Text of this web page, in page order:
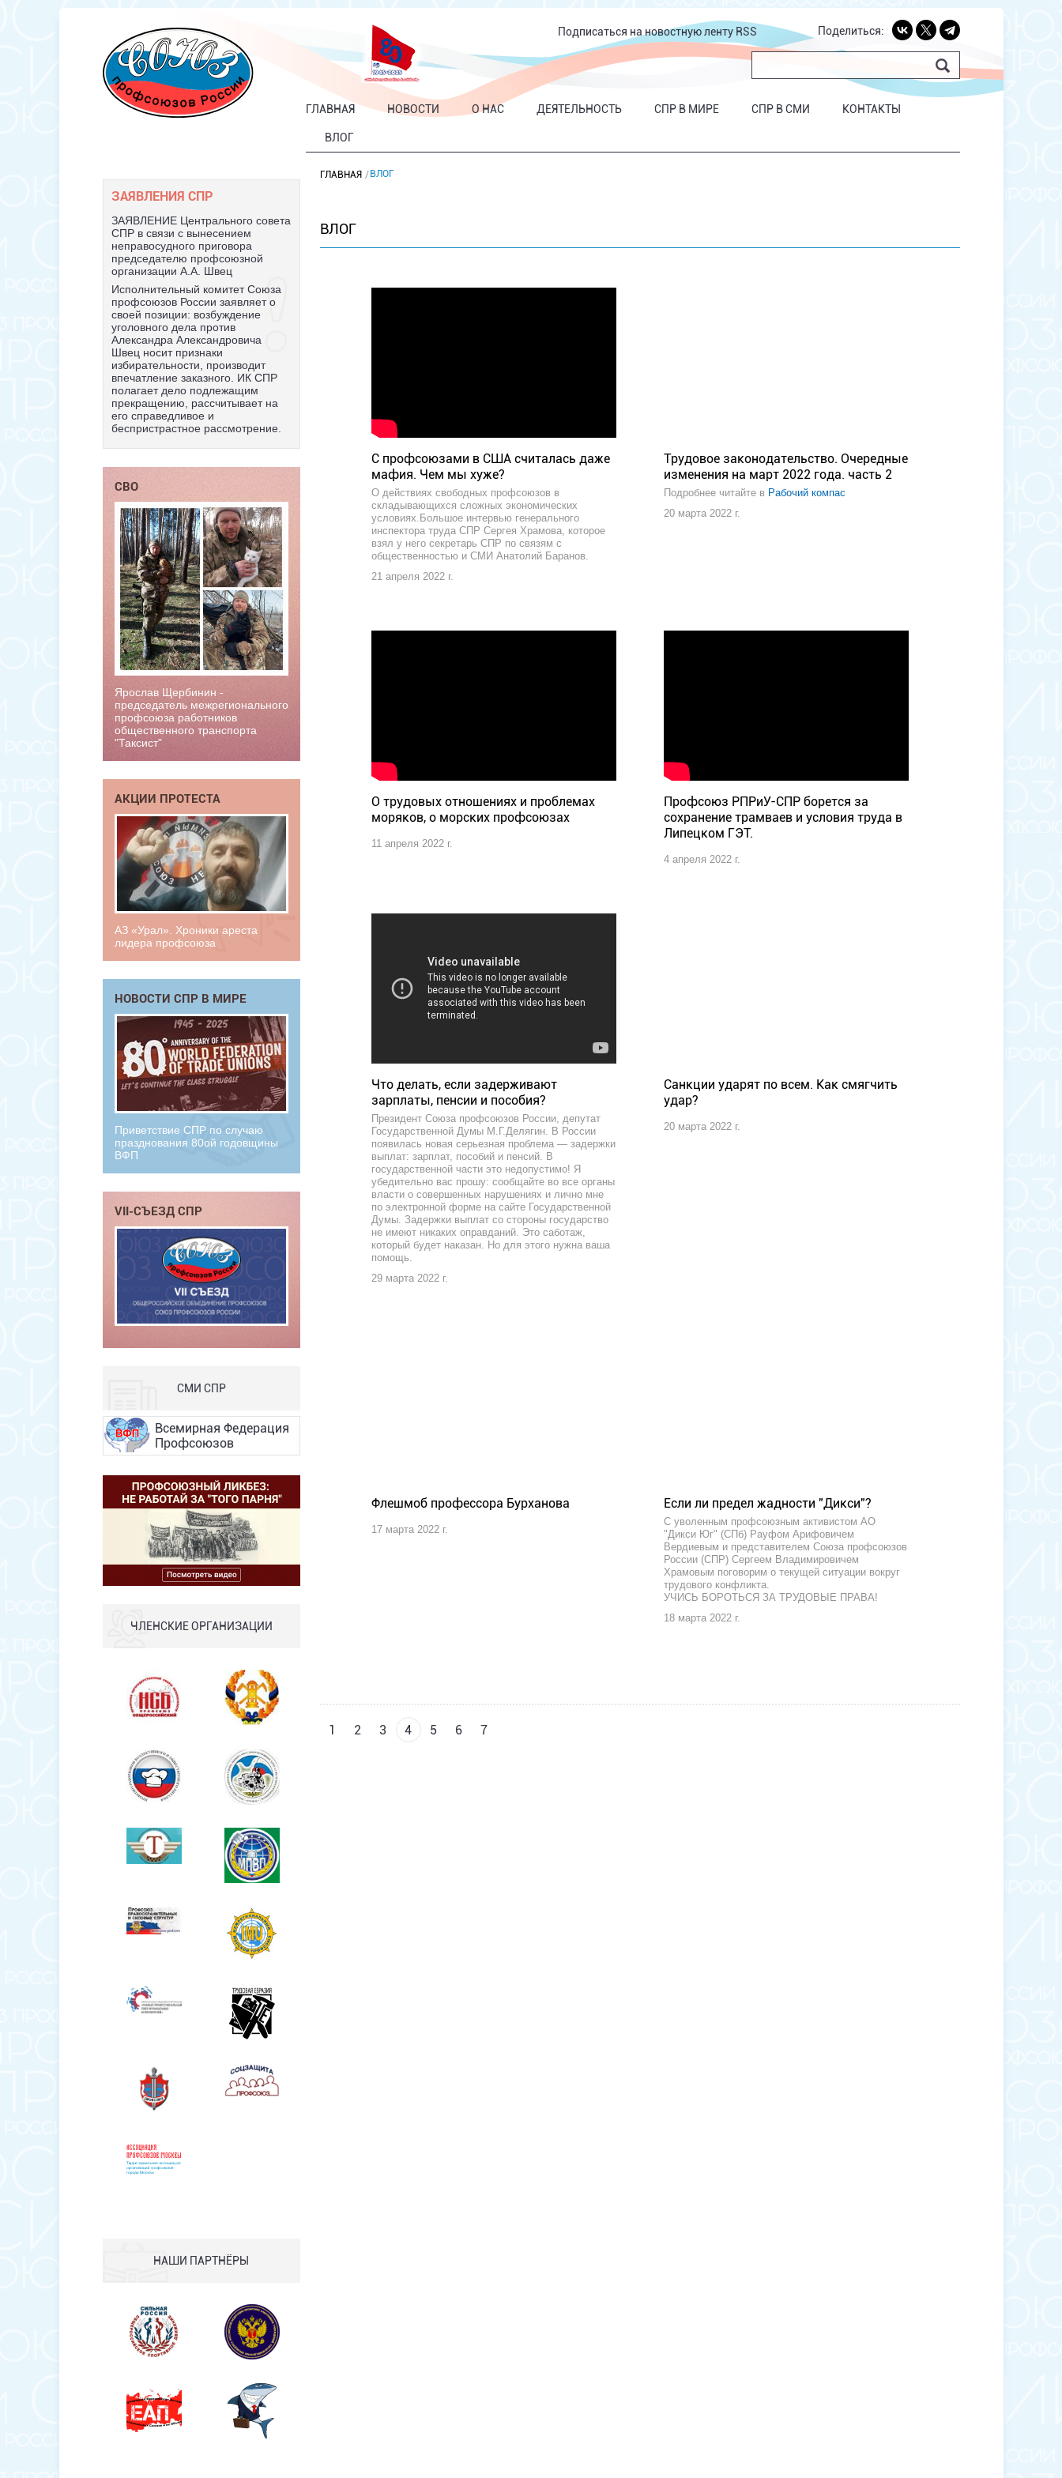
Подписаться на новостную ленту RSS Поделиться:
ГЛАВНАЯ НОВОСТИ О НАС ДЕЯТЕЛЬНОСТЬ СПР В МИРЕ СПР В СМИ КОНТАКТЫ
ВЛОГ
ЗАЯВЛЕНИЯ СПР
ЗАЯВЛЕНИЕ Центрального совета
СПР в связи с вынесением
неправосудного приговора
председателю профсоюзной
организации А.А. Швец
Исполнительный комитет Союза
профсоюзов России заявляет о
своей позиции: возбуждение
уголовного дела против
Александра Александровича
Швец носит признаки
избирательности, производит
впечатление заказного. ИК СПР
полагает дело подлежащим
прекращению, рассчитывает на
его справедливое и
беспристрастное рассмотрение.
СВО
Ярослав Щербинин -
председатель межрегионального
профсоюза работников
общественного транспорта
"Таксист"
АКЦИИ ПРОТЕСТА
АЗ «Урал». Хроники ареста
лидера профсоюза
НОВОСТИ СПР В МИРЕ
Приветствие СПР по случаю
празднования 80ой годовщины
ВФП
VII-СЪЕЗД СПР
СМИ СПР
Всемирная Федерация
Профсоюзов
ЧЛЕНСКИЕ ОРГАНИЗАЦИИ
НАШИ ПАРТНЁРЫ
ГЛАВНАЯ ВЛОГ
ВЛОГ
С профсоюзами в США считалась даже
мафия. Чем мы хуже?
О действиях свободных профсоюзов в
складывающихся сложных экономических
условиях.Большое интервью генерального
инспектора труда СПР Сергея Храмова, которое
взял у него секретарь СПР по связям с
общественностью и СМИ Анатолий Баранов.
21 апреля 2022 г.
Трудовое законодательство. Очередные
изменения на март 2022 года. часть 2
Подробнее читайте в Рабочий компас
20 марта 2022 г.
О трудовых отношениях и проблемах
моряков, о морских профсоюзах
11 апреля 2022 г.
Профсоюз РПРиУ-СПР борется за
сохранение трамваев и условия труда в
Липецком ГЭТ.
4 апреля 2022 г.
Что делать, если задерживают
зарплаты, пенсии и пособия?
Президент Союза профсоюзов России, депутат
Государственной Думы М.Г.Делягин. В России
появилась новая серьезная проблема — задержки
выплат: зарплат, пособий и пенсий. В
государственной части это недопустимо! Я
убедительно вас прошу: сообщайте во все органы
власти о совершенных нарушениях и лично мне
по электронной форме на сайте Государственной
Думы. Задержки выплат со стороны государство
не имеют никаких оправданий. Это саботаж,
который будет наказан. Но для этого нужна ваша
помощь.
29 марта 2022 г.
Санкции ударят по всем. Как смягчить
удар?
20 марта 2022 г.
Флешмоб профессора Бурханова
17 марта 2022 г.
Если ли предел жадности "Дикси"?
С уволенным профсоюзным активистом АО
"Дикси Юг" (СПб) Рауфом Арифовичем
Вердиевым и представителем Союза профсоюзов
России (СПР) Сергеем Владимировичем
Храмовым поговорим о текущей ситуации вокруг
трудового конфликта.
УЧИСЬ БОРОТЬСЯ ЗА ТРУДОВЫЕ ПРАВА!
18 марта 2022 г.
1 2 3 4 5 6 7